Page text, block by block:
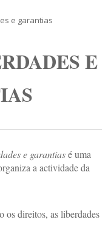
e garantias
E
e garantiasé uma
a actividade da
os direitos, as liberdades